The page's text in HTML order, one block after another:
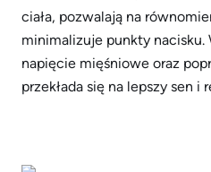
ciała, pozwalają na
minimalizuje punkty nacisku.
napięcie mięśniowe oraz
przekłada się na lepszy sen i